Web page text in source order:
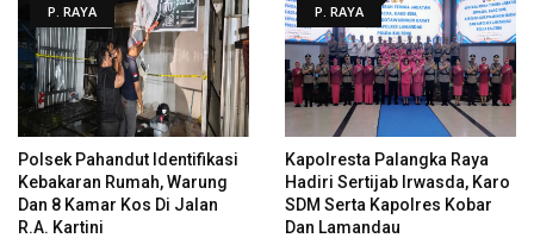
P. RAYA
Polsek Pahandut Identifikasi
Kebakaran Rumah, Warung
Dan 8 Kamar Kos Di Jalan
R.A. Kartini
P. RAYA
Kapolresta Palangka Raya
Hadiri Sertijab Irwasda, Karo
SDM Serta Kapolres Kobar
Dan Lamandau